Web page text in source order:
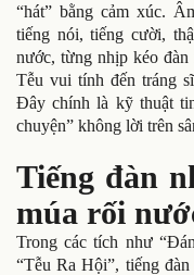
“hát” bằng cảm xúc.
tiếng nói, tiếng cười,
nước, từng nhịp kéo
Tễu vui tính đến tráng
Đây chính là kỹ thuật
chuyện” không lời trên
Tiếng đàn
múa rối
Trong các tích như
“Tễu Ra Hội”, tiếng